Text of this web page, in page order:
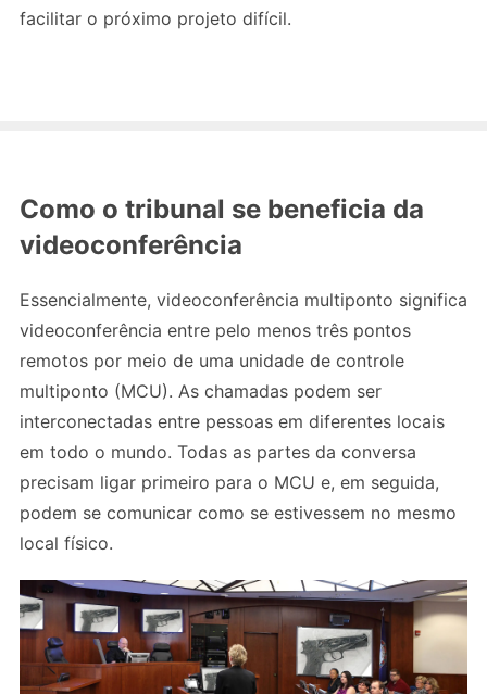
facilitar o próximo projeto difícil.
Como o tribunal se beneficia da
videoconferência
Essencialmente, videoconferência multiponto significa
videoconferência entre pelo menos três pontos
remotos por meio de uma unidade de controle
multiponto (MCU). As chamadas podem ser
interconectadas entre pessoas em diferentes locais
em todo o mundo. Todas as partes da conversa
precisam ligar primeiro para o MCU e, em seguida,
podem se comunicar como se estivessem no mesmo
local físico.